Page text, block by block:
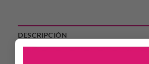
DESCRIPCIÓN